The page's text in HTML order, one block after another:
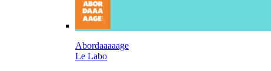
Abordaaaaage
Le Labo